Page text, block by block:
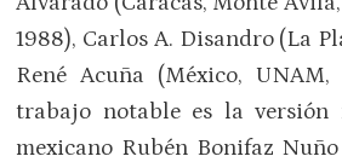
1988), Carlos A. Disandro (La
René Acuña (México,
trabajo notable es la
mexicano Rubén Bonifaz